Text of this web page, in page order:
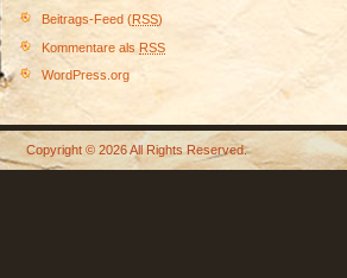
Beitrags-Feed (RSS)
Kommentare als RSS
WordPress.org
Copyright © 2026 All Rights Reserved.